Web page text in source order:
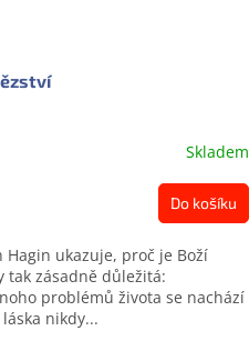
Skladem
Do košíku
Hagin ukazuje, proč je Boží
tak zásadně důležitá:
problémů života se nachází
nikdy...